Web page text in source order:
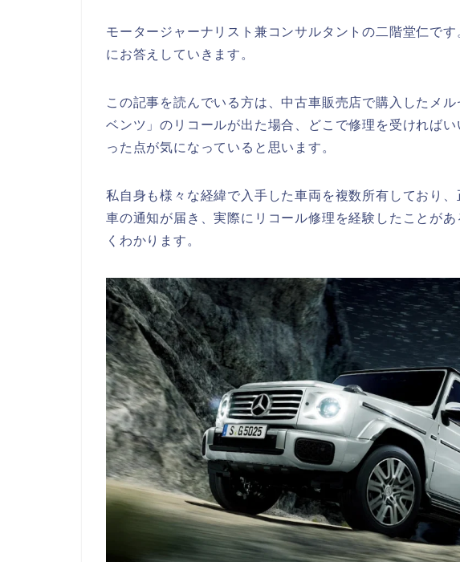
モータージャーナリスト兼コンサルタントの二階堂仁で
にお答えしていきます。
この記事を読んでいる方は、中古車販売店で購入したメ
ベンツ」のリコールが出た場合、どこで修理を受ければ
った点が気になっていると思います。
私自身も様々な経緯で入手した車両を複数所有しており
車の通知が届き、実際にリコール修理を経験したことが
くわかります。